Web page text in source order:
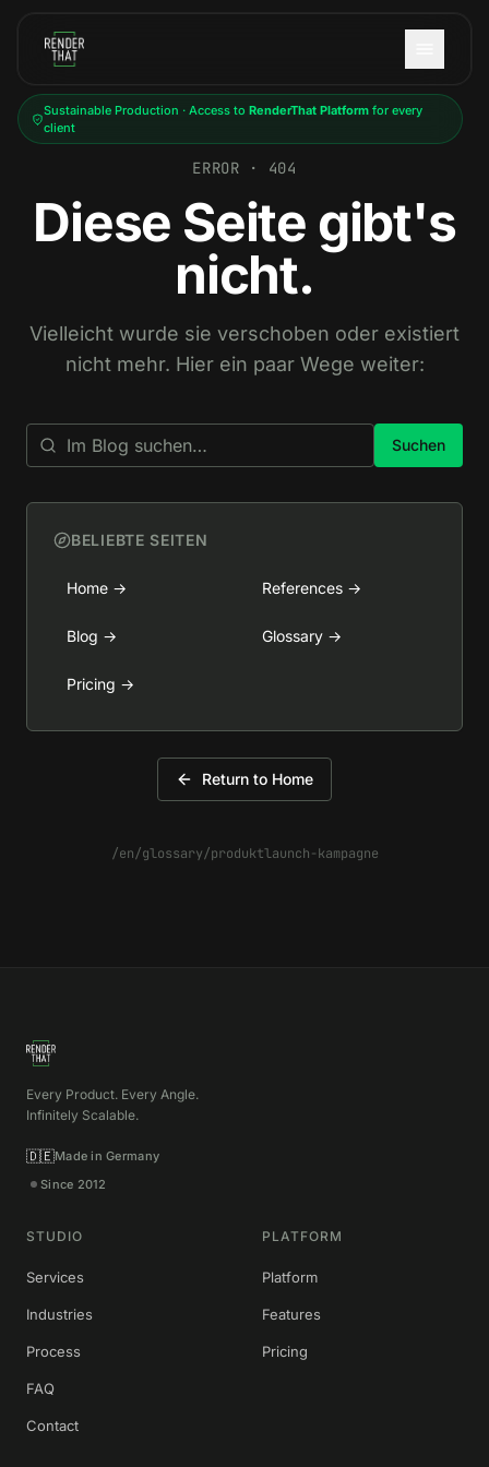
Sustainable Production · Access to RenderThat Platformfor every
client
ERROR · 404
Diese Seite gibt's
nicht.
Vielleicht wurde sie verschoben oder existiert
nicht mehr. Hier ein paar Wege weiter:
Suchen
BELIEBTE SEITEN
Home → References →
Blog → Glossary →
Pricing →
Return to Home
/en/glossary/produktlaunch-kampagne
Every Product. Every Angle.
Infinitely Scalable.
🇩🇪Made in Germany
Since 2012
STUDIO
Services
Industries
Process
FAQ
Contact
PLATFORM
Platform
Features
Pricing